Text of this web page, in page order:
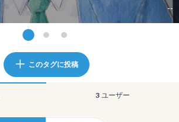
--
このタグに投稿
3 ユーザー